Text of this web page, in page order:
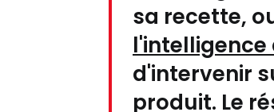
sa recette,
d'intervenir
produit. Le